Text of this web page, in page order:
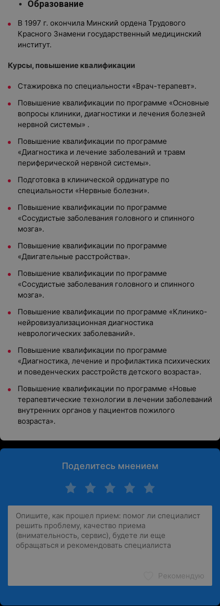
Образование
В 1997 г. окончила Минский ордена Трудового
Красного Знамени государственный медицинский
институт.
Курсы, повышение квалификации
Стажировка по специальности «Врач-терапевт».
Повышение квалификации по программе «Основные
вопросы клиники, диагностики и лечения болезней
нервной системы» .
Повышение квалификации по программе
«Диагностика и лечение заболеваний и травм
периферической нервной системы».
Подготовка в клинической ординатуре по
специальности «Нервные болезни».
Повышение квалификации по программе
«Сосудистые заболевания головного и спинного
мозга».
Повышение квалификации по программе
«Двигательные расстройства».
Повышение квалификации по программе
«Сосудистые заболевания головного и спинного
мозга».
Повышение квалификации по программе «Клинико-
нейровизуализационная диагностика
неврологических заболеваний».
Повышение квалификации по программе
«Диагностика, лечение и профилактика психических
и поведенческих расстройств детского возраста».
Повышение квалификации по программе «Новые
терапевтические технологии в лечении заболеваний
внутренних органов у пациентов пожилого
возраста».
Поделитесь мнением
Рекомендую